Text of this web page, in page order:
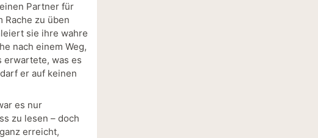
Partner für
Rache zu üben
sie ihre wahre
nach einem Weg,
erwartete, was es
er auf keinen
es nur
zu lesen – doch
erreicht,